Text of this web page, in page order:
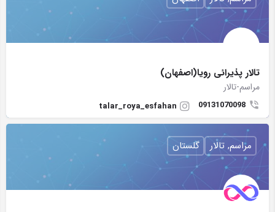
تالار پذیرائی رویا(اصفهان)
مراسم-تالار
09131070098
talar_roya_esfahan
مراسم, تالار گلستان